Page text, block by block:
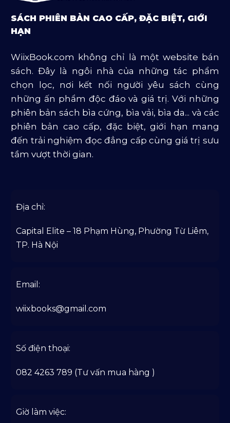
Sách Tôn Giáo
Sản Phẩm Mở Bán
Văn Học Và Lịch Sử
SÁCH PHIÊN BẢN CAO CẤP, ĐẶC BIỆT, GIỚI
HẠN
WiixBook.com không chỉ là một website bán
sách. Đây là ngôi nhà của những tác phẩm
chọn lọc, nơi kết nối người yêu sách cùng
những ấn phẩm độc đáo và giá trị. Với những
phiên bản sách bìa cứng, bìa vải, bìa da... và các
phiên bản cao cấp, đặc biệt, giới hạn mang
đến trải nghiệm đọc đẳng cấp cùng giá trị sưu
tầm vượt thời gian.
Địa chỉ:
Capital Elite – 18 Phạm Hùng, Phường Từ Liêm,
TP. Hà Nội
Email:
wiixbooks@gmail.com
Số điện thoại:
082 4263 789 (Tư vấn mua hàng )
Giờ làm việc: